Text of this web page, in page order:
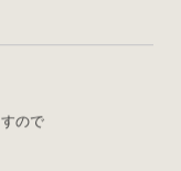
ので